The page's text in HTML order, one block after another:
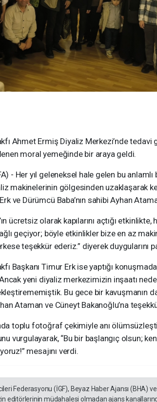
Ahmet Ermiş Diyaliz Merkezi’nde
moral yemeğinde bir araya geldi.
- Her yıl geleneksel hale gelen bu
makinelerinin gölgesinden uzaklaşarak
ve Dürümcü Baba’nın sahibi Ayhan
ücretsiz olarak kapılarını açtığı
geçiyor; böyle etkinlikler bize en az
teşekkür ederiz.” diyerek duygularını
Başkanı Timur Erk ise yaptığı
yeni diyaliz merkezimizin inşaatı
Bu gece bir kavuşmanın
Ataman ve Cüneyt Bakanoğlu’na
toplu fotoğraf çekimiyle anı
vurgulayarak, “Bu bir başlangıç olsun;
mesajını verdi.
Federasyonu (İGF), Beyaz Haber Ajansı (BHA)
editörlerinin müdahalesi olmadan ajans